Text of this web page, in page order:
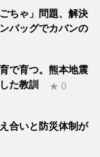
ちゃ」問題、解決
バッグでカバンの
で育つ。熊本地震
た教訓
★ 0
合いと防災体制が